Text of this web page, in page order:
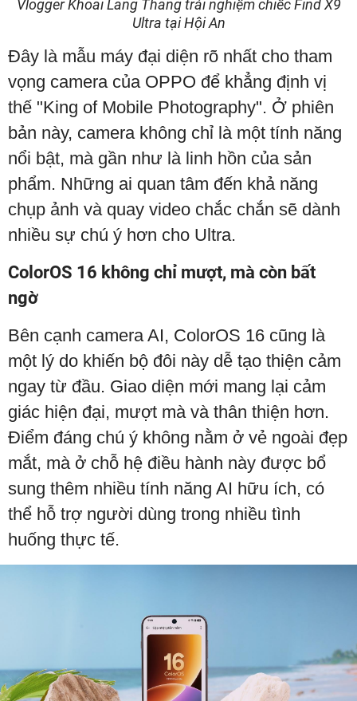
Vlogger Khoai Lang Thang trải nghiệm chiếc Find X9
Ultra tại Hội An
Đây là mẫu máy đại diện rõ nhất cho tham
vọng camera của OPPO để khẳng định vị
thế "King of Mobile Photography". Ở phiên
bản này, camera không chỉ là một tính năng
nổi bật, mà gần như là linh hồn của sản
phẩm. Những ai quan tâm đến khả năng
chụp ảnh và quay video chắc chắn sẽ dành
nhiều sự chú ý hơn cho Ultra.
ColorOS 16 không chỉ mượt, mà còn bất
ngờ
Bên cạnh camera AI, ColorOS 16 cũng là
một lý do khiến bộ đôi này dễ tạo thiện cảm
ngay từ đầu. Giao diện mới mang lại cảm
giác hiện đại, mượt mà và thân thiện hơn.
Điểm đáng chú ý không nằm ở vẻ ngoài đẹp
mắt, mà ở chỗ hệ điều hành này được bổ
sung thêm nhiều tính năng AI hữu ích, có
thể hỗ trợ người dùng trong nhiều tình
huống thực tế.